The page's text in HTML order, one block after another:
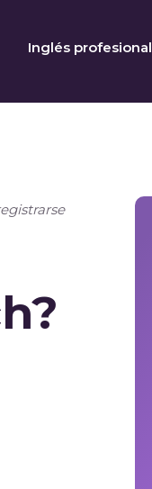
Inglés profesional